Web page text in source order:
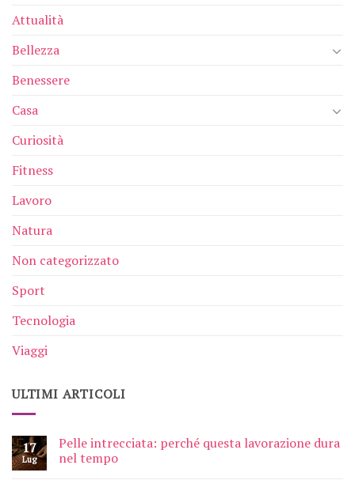
Attualità
Bellezza
Benessere
Casa
Curiosità
Fitness
Lavoro
Natura
Non categorizzato
Sport
Tecnologia
Viaggi
ULTIMI ARTICOLI
17
Lug
Pelle intrecciata: perché questa lavorazione dura
nel tempo